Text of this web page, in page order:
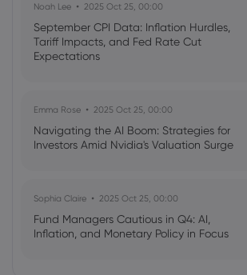
Noah Lee 2025 Oct 25, 00:00
September CPI Data: Inflation Hurdles,
Tariff Impacts, and Fed Rate Cut
Expectations
Emma Rose 2025 Oct 25, 00:00
Navigating the AI Boom: Strategies for
Investors Amid Nvidia's Valuation Surge
Sophia Claire 2025 Oct 25, 00:00
Fund Managers Cautious in Q4: AI,
Inflation, and Monetary Policy in Focus